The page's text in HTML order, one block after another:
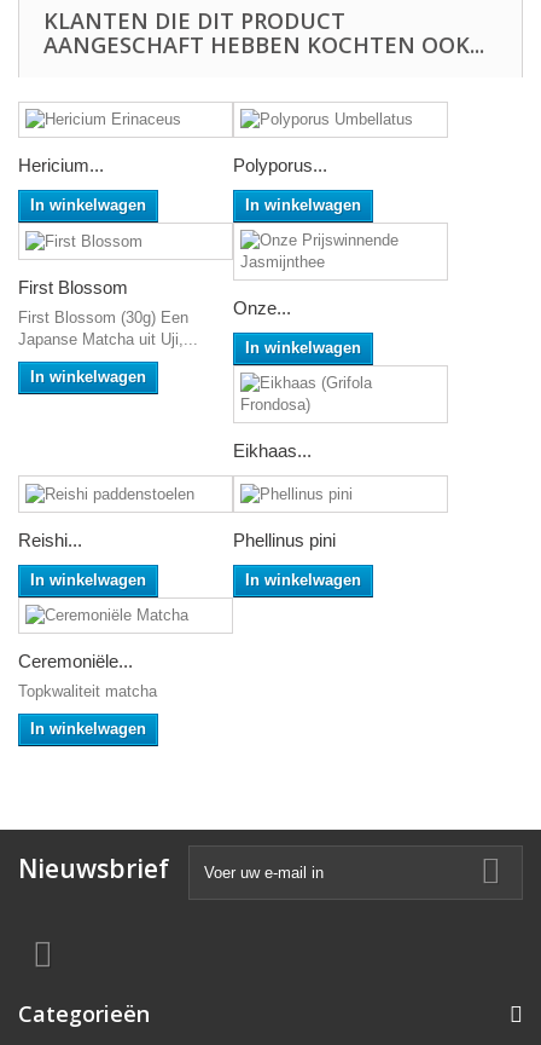
KLANTEN DIE DIT PRODUCT
AANGESCHAFT HEBBEN KOCHTEN OOK...
Hericium...
In winkelwagen
Polyporus...
In winkelwagen
First Blossom
First Blossom (30g) Een
Japanse Matcha uit Uji,...
In winkelwagen
Onze...
In winkelwagen
Eikhaas...
Reishi...
In winkelwagen
Phellinus pini
In winkelwagen
Ceremoniële...
Topkwaliteit matcha
In winkelwagen
Nieuwsbrief
Categorieën